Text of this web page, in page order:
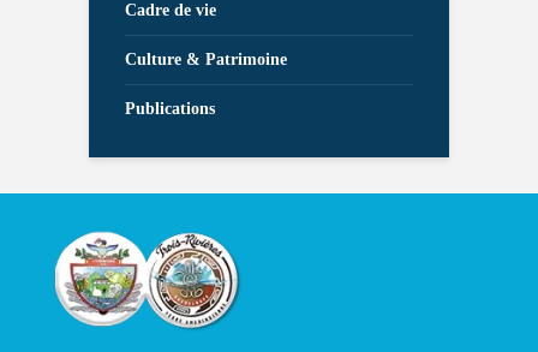
Cadre de vie
Culture & Patrimoine
Publications